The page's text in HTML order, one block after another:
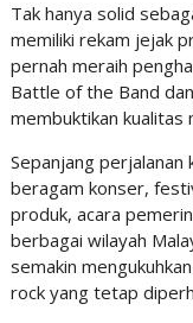
Tak hanya solid
memiliki rekam jejak
pernah meraih
Battle of the Band
membuktikan kualitas
Sepanjang
beragam konser,
produk, acara
berbagai wilayah
semakin
rock yang tetap